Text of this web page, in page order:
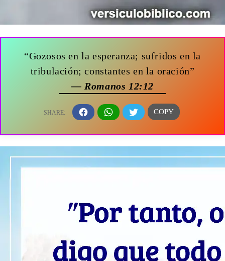
“Gozosos en la esperanza; sufridos en la
tribulación; constantes en la oración”
— Romanos 12:12